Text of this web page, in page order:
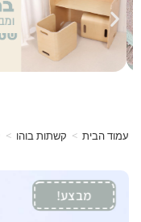
עמוד הבית > קשתות בוהו >
מבצע!